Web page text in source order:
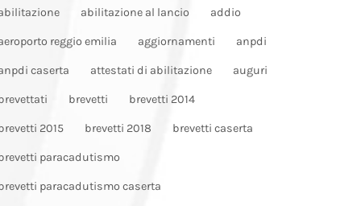
abilitazione al lancio addio
reggio emilia aggiornamenti anpdi
caserta attestati di abilitazione auguri
brevetti brevetti 2014
2015 brevetti 2018 brevetti caserta
paracadutismo
paracadutismo caserta